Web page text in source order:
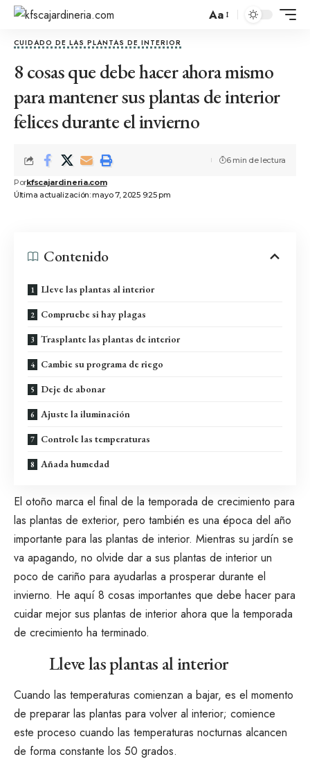
Aa
CUIDADO DE LAS PLANTAS DE INTERIOR
8 cosas que debe hacer ahora mismo
para mantener sus plantas de interior
felices durante el invierno
Última actualización: mayo 7, 2025 9:25 pm
Porkfscajardineria.com
6 min de lectura
Contenido
Lleve las plantas al interior
Compruebe si hay plagas
Trasplante las plantas de interior
Cambie su programa de riego
Deje de abonar
Ajuste la iluminación
Controle las temperaturas
Añada humedad
El otoño marca el final de la temporada de crecimiento para
las plantas de exterior, pero también es una época del año
importante para las plantas de interior. Mientras su jardín se
va apagando, no olvide dar a sus plantas de interior un
poco de cariño para ayudarlas a prosperar durante el
invierno. He aquí 8 cosas importantes que debe hacer para
cuidar mejor sus plantas de interior ahora que la temporada
de crecimiento ha terminado.
Lleve las plantas al interior
Cuando las temperaturas comienzan a bajar, es el momento
de preparar las plantas para volver al interior; comience
este proceso cuando las temperaturas nocturnas alcancen
de forma constante los 50 grados.